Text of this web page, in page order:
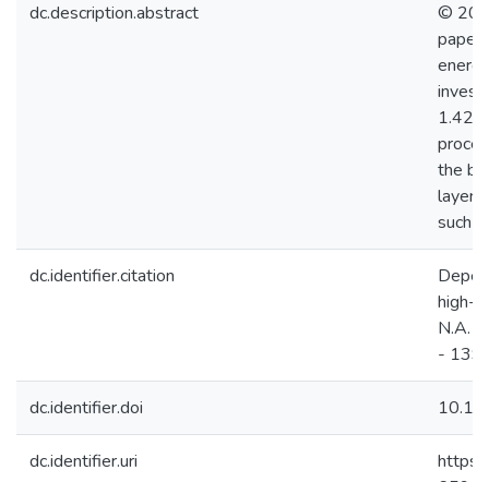
dc.description.abstract
©
the
layer,
such
dc.identifier.citation
high-
N.A.
-
dc.identifier.doi
dc.identifier.uri